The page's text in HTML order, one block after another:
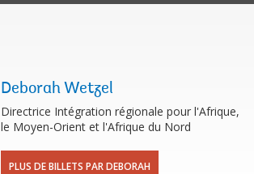
Deborah Wetzel
Directrice Intégration régionale pour l'Afrique,
le Moyen-Orient et l'Afrique du Nord
PLUS DE BILLETS PAR DEBORAH